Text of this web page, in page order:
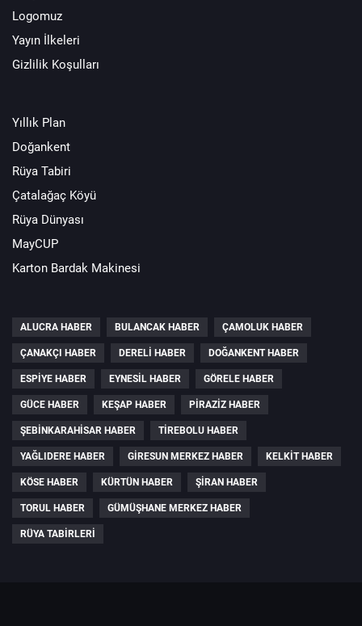
Logomuz
Yayın İlkeleri
Gizlilik Koşulları
Yıllık Plan
Doğankent
Rüya Tabiri
Çatalağaç Köyü
Rüya Dünyası
MayCUP
Karton Bardak Makinesi
ALUCRA HABER BULANCAK HABER ÇAMOLUK HABER
ÇANAKÇI HABER DERELI HABER DOĞANKENT HABER
ESPIYE HABER EYNESIL HABER GÖRELE HABER
GÜCE HABER KEŞAP HABER PIRAZIZ HABER
ŞEBINKARAHISAR HABER TIREBOLU HABER
YAĞLIDERE HABER GIRESUN MERKEZ HABER KELKIT HABER
KÖSE HABER KÜRTÜN HABER ŞIRAN HABER
TORUL HABER GÜMÜŞHANE MERKEZ HABER
RÜYA TABIRLERI